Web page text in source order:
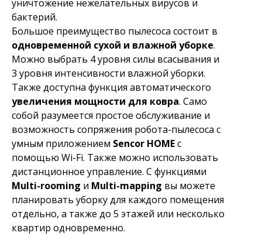
уничтожение нежелательных вирусов и
бактерий.
Большое преимущество пылесоса состоит в
одновременной сухой и влажной уборке.
Можно выбрать 4 уровня силы всасывания и
3 уровня интенсивности влажной уборки.
Также доступна функция автоматического
увеличения мощности для ковра. Само
собой разумеется простое обслуживание и
возможность сопряжения робота-пылесоса с
умным приложением Sencor HOMEс
помощью Wi-Fi. Также можно использовать
дистанционное управление. С функциями
Multi-rooming и Multi-mapping вы можете
планировать уборку для каждого помещения
отдельно, а также до 5 этажей или несколько
квартир одновременно.